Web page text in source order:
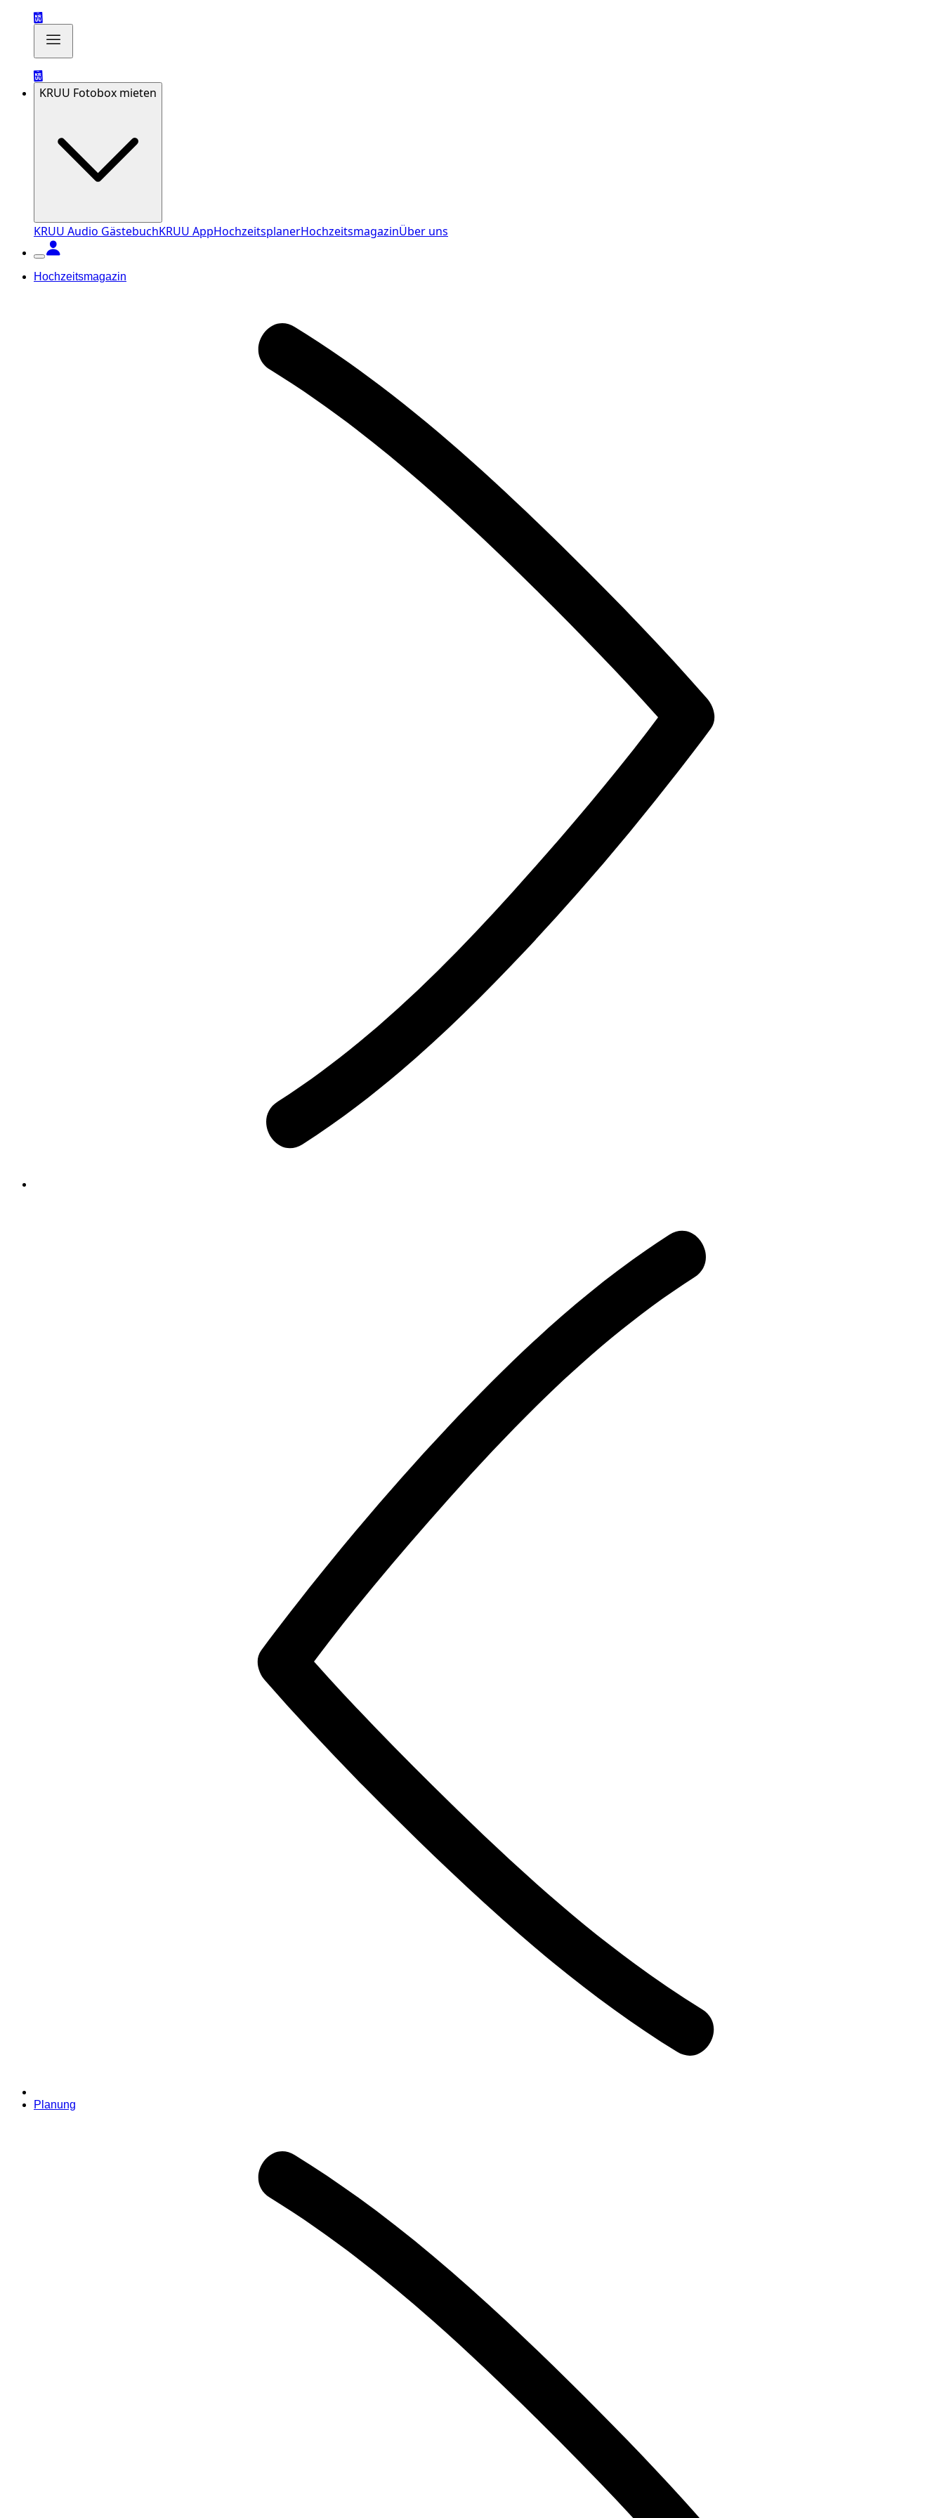
KRUU Fotobox mieten
KRUU Audio GästebuchKRUU AppHochzeitsplanerHochzeitsmagazinÜber uns
Hochzeitsmagazin
Planung